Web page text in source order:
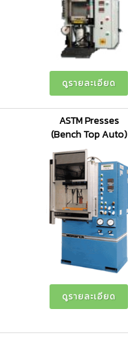
ดูรายละเอียด
ASTM Presses
(Bench Top Auto)
ดูรายละเอียด